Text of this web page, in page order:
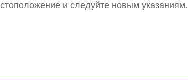
и следуйте новым указаниям.